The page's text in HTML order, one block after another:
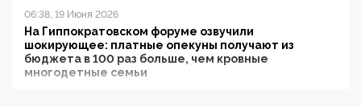
06:38, 19 Июня 2026
На Гиппократовском форуме озвучили
шокирующее: платные опекуны получают из
бюджета в 100 раз больше, чем кровные
многодетные семьи